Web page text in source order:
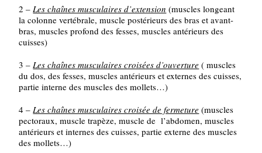
2 – Les chaînes musculaires d’extension (muscles longeant
la colonne vertébrale, muscle postérieurs des bras et avant-
bras, muscles profond des fesses, muscles antérieurs des
cuisses)
3 – Les chaînes musculaires croisées d’ouverture ( muscles
du dos, des fesses, muscles antérieurs et externes des cuisses,
partie interne des muscles des mollets…)
4 – Les chaînes musculaires croisée de fermeture (muscles
pectoraux, muscle trapèze, muscle de l’abdomen, muscles
antérieurs et internes des cuisses, partie externe des muscles
des mollets…)